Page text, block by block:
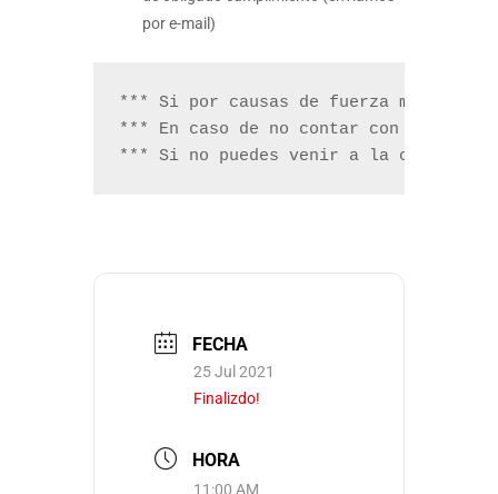
por e-mail)
*** Si por causas de fuerza mayor o
*** En caso de no contar con
*** Si no puedes venir a la cata y
FECHA
25 Jul 2021
Finalizdo!
HORA
11:00 AM